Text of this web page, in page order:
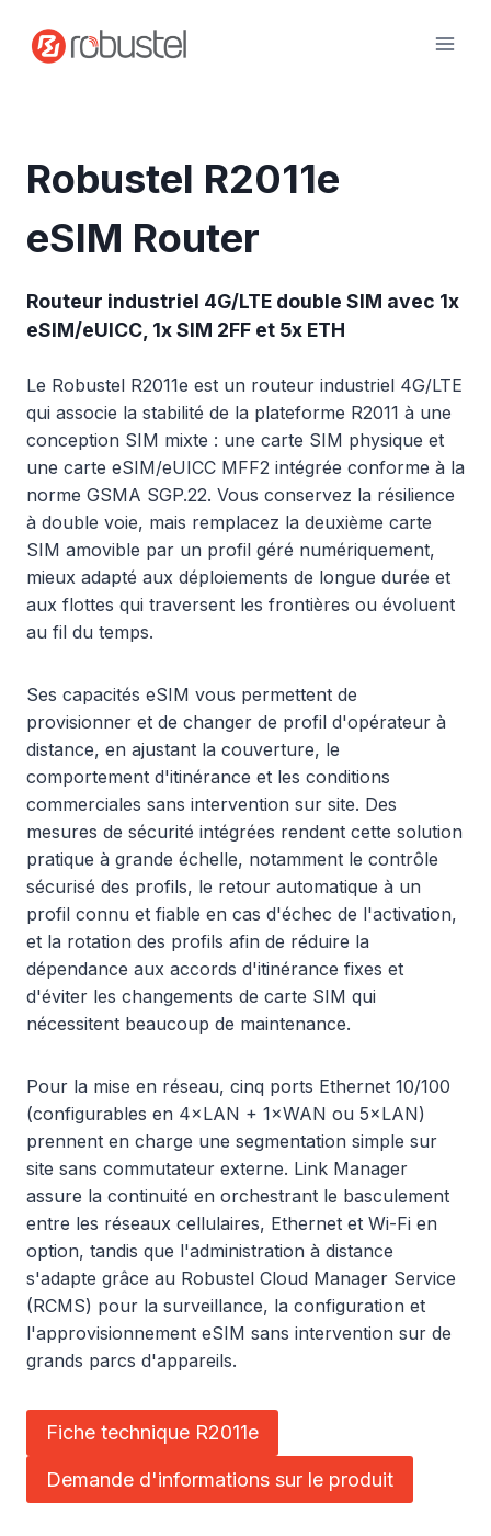
contenu
Robustel R2011e
eSIM Router
Routeur industriel 4G/LTE double SIM avec 1x
eSIM/eUICC, 1x SIM 2FF et 5x ETH
Le Robustel R2011e est un routeur industriel 4G/LTE
qui associe la stabilité de la plateforme R2011 à une
conception SIM mixte : une carte SIM physique et
une carte eSIM/eUICC MFF2 intégrée conforme à la
norme GSMA SGP.22. Vous conservez la résilience
à double voie, mais remplacez la deuxième carte
SIM amovible par un profil géré numériquement,
mieux adapté aux déploiements de longue durée et
aux flottes qui traversent les frontières ou évoluent
au fil du temps.
Ses capacités eSIM vous permettent de
provisionner et de changer de profil d'opérateur à
distance, en ajustant la couverture, le
comportement d'itinérance et les conditions
commerciales sans intervention sur site. Des
mesures de sécurité intégrées rendent cette solution
pratique à grande échelle, notamment le contrôle
sécurisé des profils, le retour automatique à un
profil connu et fiable en cas d'échec de l'activation,
et la rotation des profils afin de réduire la
dépendance aux accords d'itinérance fixes et
d'éviter les changements de carte SIM qui
nécessitent beaucoup de maintenance.
Pour la mise en réseau, cinq ports Ethernet 10/100
(configurables en 4×LAN + 1×WAN ou 5×LAN)
prennent en charge une segmentation simple sur
site sans commutateur externe. Link Manager
assure la continuité en orchestrant le basculement
entre les réseaux cellulaires, Ethernet et Wi-Fi en
option, tandis que l'administration à distance
s'adapte grâce au Robustel Cloud Manager Service
(RCMS) pour la surveillance, la configuration et
l'approvisionnement eSIM sans intervention sur de
grands parcs d'appareils.
Fiche technique R2011e
Demande d'informations sur le produit